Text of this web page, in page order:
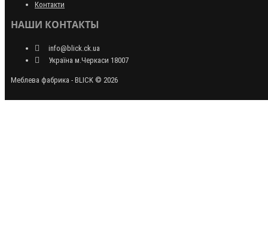
Контакти
НАШИ КОНТАКТЫ
info@blick.ck.ua
Україна м.Черкаси 18007
Меблева фабрика - BLICK © 2026